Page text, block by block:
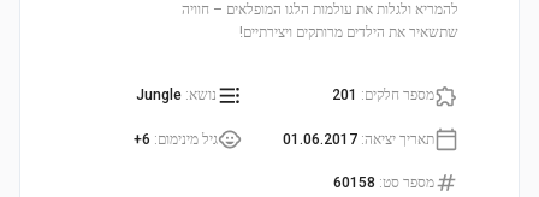
להמריא ולגלות את עולמות הלגו המופלאים – חוויה
שתשאיר את הילדים מרותקים ויצירתיים!
מספר חלקים:
201 נושא:
Jungle
תאריך יציאה:
01.06.2017 גיל מינימום:
6+
מספר סט:
60158